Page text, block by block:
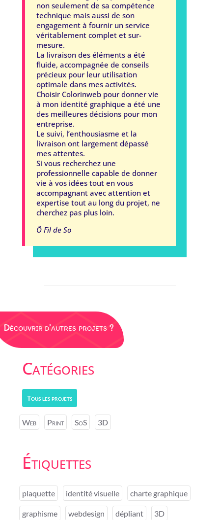
non seulement de sa compétence
technique mais aussi de son
engagement à fournir un service
véritablement complet et sur-
mesure.
La livraison des éléments a été
fluide, accompagnée de conseils
précieux pour leur utilisation
optimale dans mes activités.
Choisir Colorinweb pour donner vie
à mon identité graphique a été une
des meilleures décisions pour mon
entreprise.
Le suivi, l’enthousiasme et la
livraison ont largement dépassé
mes attentes.
Si vous recherchez une
professionnelle capable de donner
vie à vos idées tout en vous
accompagnant avec attention et
expertise tout au long du projet, ne
cherchez pas plus loin.
Ô Fil de So
Découvrir d’autres projets ?
Catégories
Tous les projets
Web Print SoS 3D
Étiquettes
plaquette identité visuelle charte graphique
graphisme webdesign dépliant 3D